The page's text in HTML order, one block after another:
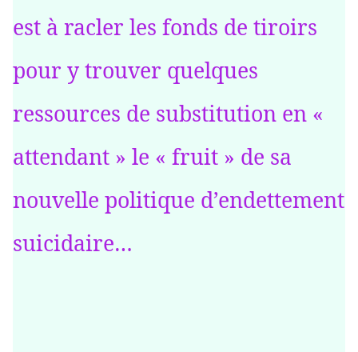
est à racler les fonds de tiroirs
pour y trouver quelques
ressources de substitution en «
attendant » le « fruit » de sa
nouvelle politique d’endettement
suicidaire…